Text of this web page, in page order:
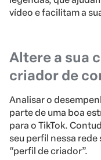
vídeo e facilitam a
Altere a sua
criador de
Analisar o
parte de uma boa
para o TikTok.
seu perfil nessa
“perfil de criador”.